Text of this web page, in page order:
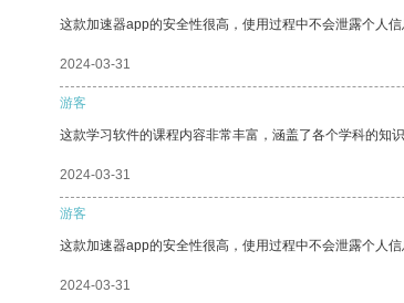
这款加速器app的安全性很高，使用过程中不会泄露个人信
2024-03-31
游客
这款学习软件的课程内容非常丰富，涵盖了各个学科的知
2024-03-31
游客
这款加速器app的安全性很高，使用过程中不会泄露个人
2024-03-31